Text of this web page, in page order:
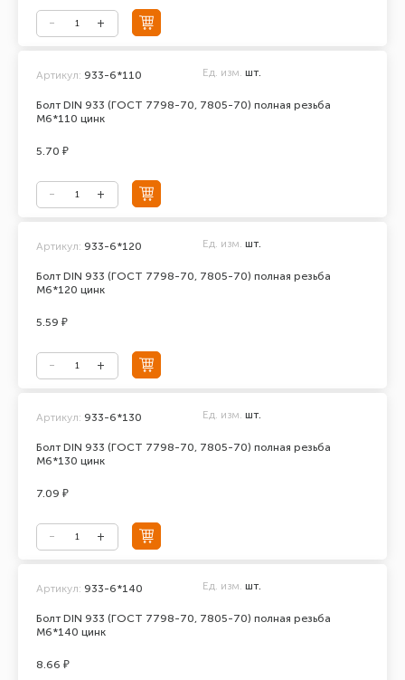
Болт DIN 933 (ГОСТ 7798-70, 7805-70) полная резьба
М6*110 цинк
Артикул: 933-6*110 Ед. изм. шт.
5.70 ₽
Болт DIN 933 (ГОСТ 7798-70, 7805-70) полная резьба
М6*120 цинк
Артикул: 933-6*120 Ед. изм. шт.
5.59 ₽
Болт DIN 933 (ГОСТ 7798-70, 7805-70) полная резьба
М6*130 цинк
Артикул: 933-6*130 Ед. изм. шт.
7.09 ₽
Болт DIN 933 (ГОСТ 7798-70, 7805-70) полная резьба
М6*140 цинк
Артикул: 933-6*140 Ед. изм. шт.
8.66 ₽